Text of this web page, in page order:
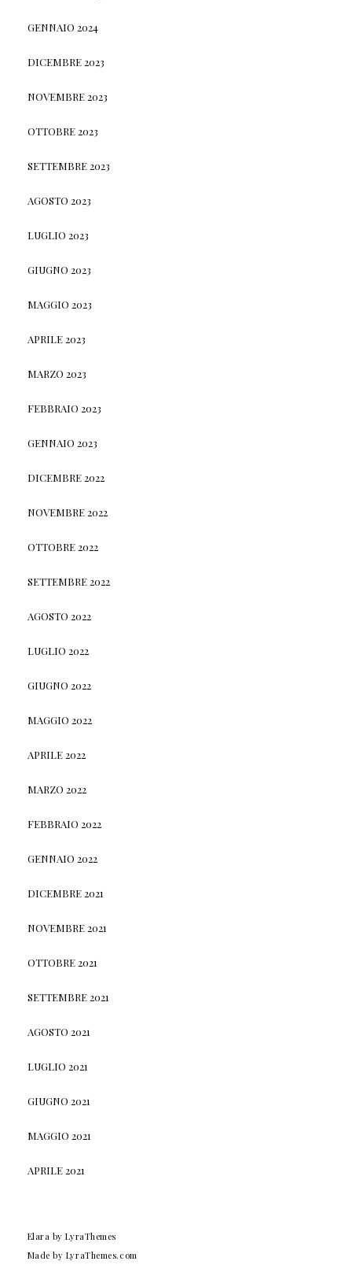
GENNAIO 2024
DICEMBRE 2023
NOVEMBRE 2023
OTTOBRE 2023
SETTEMBRE 2023
AGOSTO 2023
LUGLIO 2023
GIUGNO 2023
MAGGIO 2023
APRILE 2023
MARZO 2023
FEBBRAIO 2023
GENNAIO 2023
DICEMBRE 2022
NOVEMBRE 2022
OTTOBRE 2022
SETTEMBRE 2022
AGOSTO 2022
LUGLIO 2022
GIUGNO 2022
MAGGIO 2022
APRILE 2022
MARZO 2022
FEBBRAIO 2022
GENNAIO 2022
DICEMBRE 2021
NOVEMBRE 2021
OTTOBRE 2021
SETTEMBRE 2021
AGOSTO 2021
LUGLIO 2021
GIUGNO 2021
MAGGIO 2021
APRILE 2021
Elara by LyraThemes
Made by LyraThemes.com